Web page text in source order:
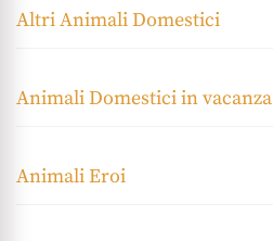
Altri Animali Domestici
Animali Domestici in vacanza
Animali Eroi